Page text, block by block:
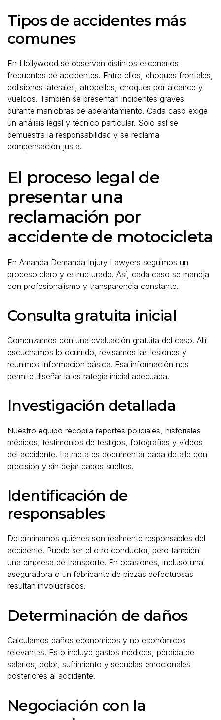
Tipos de accidentes más
comunes
En Hollywood se observan distintos escenarios
frecuentes de accidentes. Entre ellos, choques frontales,
colisiones laterales, atropellos, choques por alcance y
vuelcos. También se presentan incidentes graves
durante maniobras de adelantamiento. Cada caso exige
un análisis legal y técnico particular. Solo así se
demuestra la responsabilidad y se reclama
compensación justa.
El proceso legal de
presentar una
reclamación por
accidente de motocicleta
En Amanda Demanda Injury Lawyers seguimos un
proceso claro y estructurado. Así, cada caso se maneja
con profesionalismo y transparencia constante.
Consulta gratuita inicial
Comenzamos con una evaluación gratuita del caso. Allí
escuchamos lo ocurrido, revisamos las lesiones y
reunimos información básica. Esa información nos
permite diseñar la estrategia inicial adecuada.
Investigación detallada
Nuestro equipo recopila reportes policiales, historiales
médicos, testimonios de testigos, fotografías y vídeos
del accidente. La meta es documentar cada detalle con
precisión y sin dejar cabos sueltos.
Identificación de
responsables
Determinamos quiénes son realmente responsables del
accidente. Puede ser el otro conductor, pero también
una empresa de transporte. En ocasiones, incluso una
aseguradora o un fabricante de piezas defectuosas
resultan involucrados.
Determinación de daños
Calculamos daños económicos y no económicos
relevantes. Esto incluye gastos médicos, pérdida de
salarios, dolor, sufrimiento y secuelas emocionales
posteriores al accidente.
Negociación con la